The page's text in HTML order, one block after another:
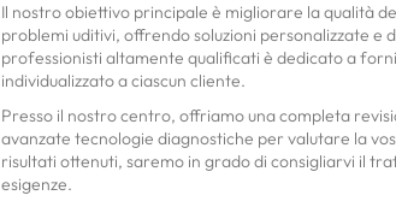
Il nostro obiettivo principale è migliorare la qualità
problemi uditivi, offrendo soluzioni personalizzate e
professionisti altamente qualificati è dedicato a
individualizzato a ciascun cliente.
Presso il nostro centro, offriamo una completa
avanzate tecnologie diagnostiche per valutare la
risultati ottenuti, saremo in grado di consigliarvi il
esigenze.